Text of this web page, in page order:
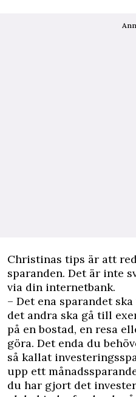
Christinas tips är att
sparanden. Det är inte
via din internetbank.
– Det ena sparandet
det andra ska gå till
på en bostad, en resa
göra. Det enda du
så kallat
upp ett
du har gjort det